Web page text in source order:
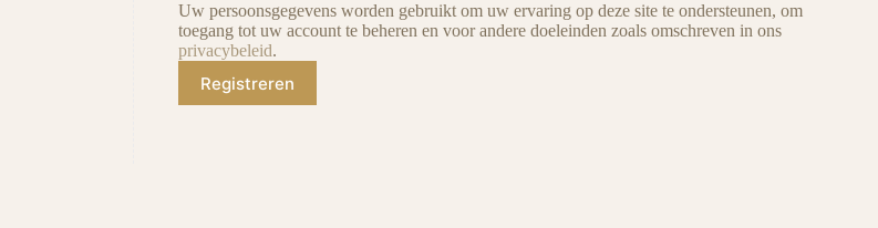
Uw persoonsgegevens worden gebruikt om uw ervaring op deze site te ondersteunen, om
toegang tot uw account te beheren en voor andere doeleinden zoals omschreven in ons
privacybeleid.
Registreren